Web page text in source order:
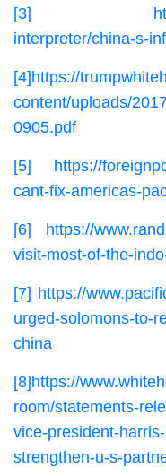
[3]
interpreter/china-s-
[4] https://
content/uploads/
0905.pdf
[5]
https://
cant-fix-americas-
[6]
https://
visit-most-of-the-
[7] https://
urged-solomons-to-
china
[8] https://
room/statements-
vice-president-
strengthen-u-s-